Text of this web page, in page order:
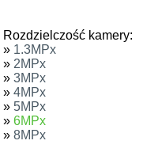
Rozdzielczość kamery:
» 1.3MPx
» 2MPx
» 3MPx
» 4MPx
» 5MPx
» 6MPx
» 8MPx